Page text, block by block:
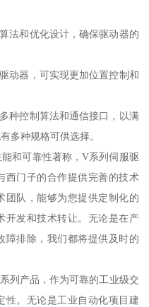
法和优化设计，确保驱动器的
动器，可实现更加位置控制和
种控制算法和通信接口，以满
多种规格可供选择。
和可靠性著称，V系列伺服驱
西门子的合作提供完善的技术
团队，能够为您提供定制化的
开发和技术转让。无论是在产
障排除，我们都将提供及时的
产品，作为可靠的工业级交
性。无论是工业自动化项目建